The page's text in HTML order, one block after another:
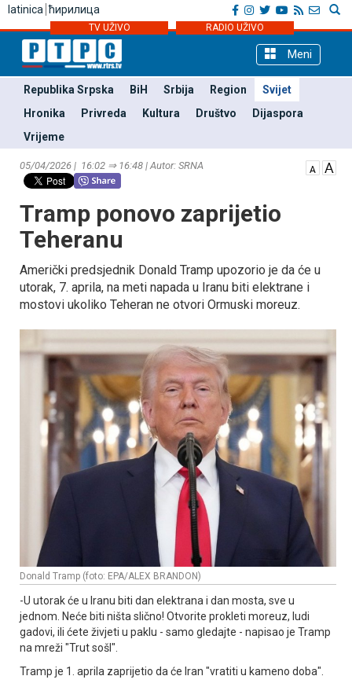
latinica ћирилица
TV UŽIVO RADIO UŽIVO
Meni
Republika Srpska BiH Srbija Region
Svijet
Hronika
Privreda Kultura Društvo
Dijaspora
Vrijeme
05/04/2026 | 16:02 ⇒ 16:48 | Autor: SRNA
Tramp ponovo zaprijetio
Teheranu
Američki predsjednik Donald Tramp upozorio je da će u
utorak, 7. aprila, na meti napada u Iranu biti elektrane i
mostovi ukoliko Teheran ne otvori Ormuski moreuz.
Donald Tramp (foto: EPA/ALEX BRANDON)
-U utorak će u Iranu biti dan elektrana i dan mosta, sve u
jednom. Neće biti ništa slično! Otvorite prokleti moreuz, ludi
gadovi, ili ćete živjeti u paklu - samo gledajte - napisao je Tramp
na mreži "Trut sošl".
Tramp je 1. aprila zaprijetio da će Iran "vratiti u kameno doba".